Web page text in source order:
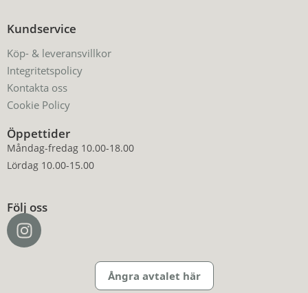
Kundservice
Köp- & leveransvillkor
Integritetspolicy
Kontakta oss
Cookie Policy
Öppettider
Måndag-fredag 10.00-18.00
Lördag 10.00-15.00
Följ oss
Ångra avtalet här